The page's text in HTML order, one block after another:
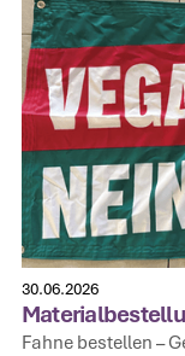
30.06.2026
Fahne bestellen –